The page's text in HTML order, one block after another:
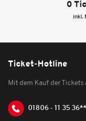
0
inkl.
Ticket-Hotline
Mit dem Kauf der
01806 - 11 35 36**